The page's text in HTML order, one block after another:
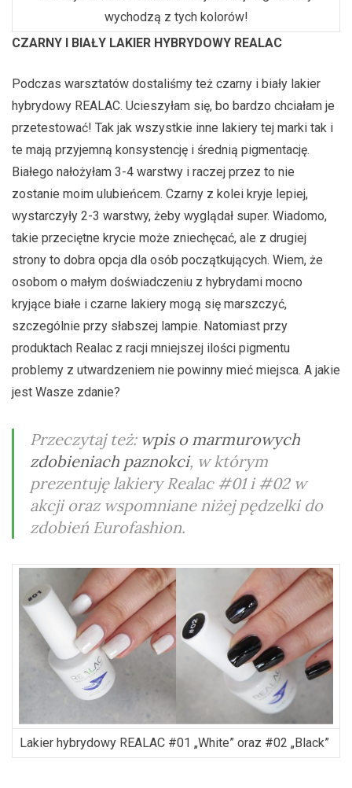
wychodzą z tych kolorów!
CZARNY I BIAŁY LAKIER HYBRYDOWY REALAC
Podczas warsztatów dostaliśmy też czarny i biały lakier
hybrydowy REALAC. Ucieszyłam się, bo bardzo chciałam je
przetestować! Tak jak wszystkie inne lakiery tej marki tak i
te mają przyjemną konsystencję i średnią pigmentację.
Białego nałożyłam 3-4 warstwy i raczej przez to nie
zostanie moim ulubieńcem. Czarny z kolei kryje lepiej,
wystarczyły 2-3 warstwy, żeby wyglądał super. Wiadomo,
takie przeciętne krycie może zniechęcać, ale z drugiej
strony to dobra opcja dla osób początkujących. Wiem, że
osobom o małym doświadczeniu z hybrydami mocno
kryjące białe i czarne lakiery mogą się marszczyć,
szczególnie przy słabszej lampie. Natomiast przy
produktach Realac z racji mniejszej ilości pigmentu
problemy z utwardzeniem nie powinny mieć miejsca. A jakie
jest Wasze zdanie?
Przeczytaj też: wpis o marmurowych
zdobieniach paznokci, w którym
prezentuję lakiery Realac #01 i #02 w
akcji oraz wspomniane niżej pędzelki do
zdobień Eurofashion.
Lakier hybrydowy REALAC #01 „White” oraz #02 „Black”